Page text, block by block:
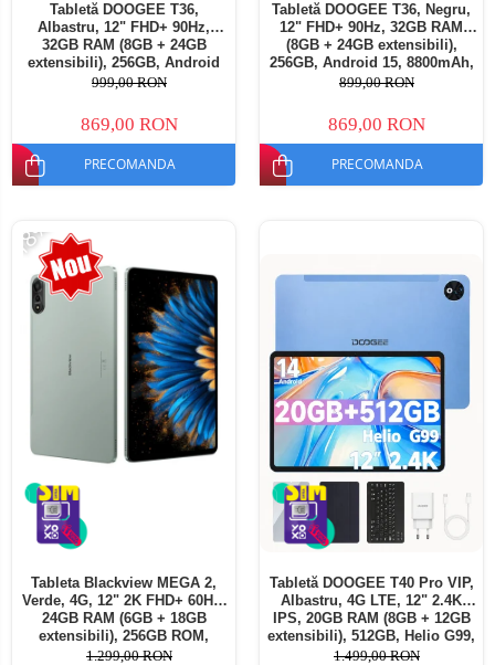
Tabletă DOOGEE T36,
Albastru, 12" FHD+ 90Hz,
32GB RAM (8GB + 24GB
extensibili), 256GB, Android
15, 8800mAh, Dual SIM
999,00 RON
869,00 RON
PRECOMANDA
Tabletă DOOGEE T36, Negru,
12" FHD+ 90Hz, 32GB RAM
(8GB + 24GB extensibili),
256GB, Android 15, 8800mAh,
Dual SIM
899,00 RON
869,00 RON
PRECOMANDA
-18%
Tableta Blackview MEGA 2,
Verde, 4G, 12" 2K FHD+ 60Hz,
24GB RAM (6GB + 18GB
extensibili), 256GB ROM,
Android 15, Unisoc T615,
1.299,00 RON
Tabletă DOOGEE T40 Pro VIP,
Albastru, 4G LTE, 12" 2.4K
IPS, 20GB RAM (8GB + 12GB
extensibili), 512GB, Helio G99,
10800mAh, 33W, Android 14,
1.499,00 RON